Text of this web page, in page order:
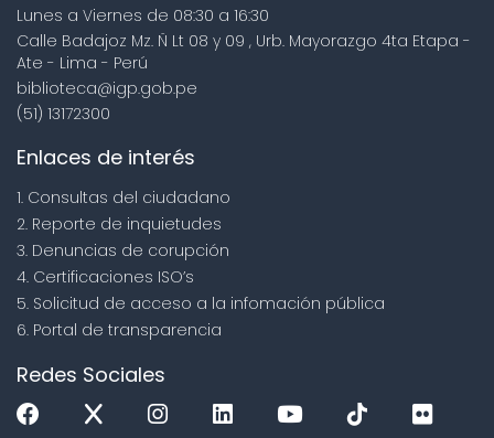
Lunes a Viernes de 08:30 a 16:30
Calle Badajoz Mz. Ñ Lt 08 y 09 , Urb. Mayorazgo 4ta Etapa -
Ate - Lima - Perú
biblioteca@igp.gob.pe
(51) 13172300
Enlaces de interés
1. Consultas del ciudadano
2. Reporte de inquietudes
3. Denuncias de corupción
4. Certificaciones ISO’s
5. Solicitud de acceso a la infomación pública
6. Portal de transparencia
Redes Sociales